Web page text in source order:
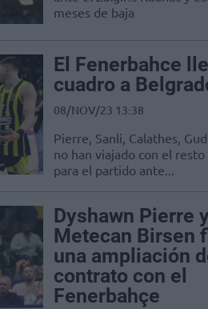
meses de baja
El Fenerbahce
cuadro a
08/NOV/23 13:38
Pierre, Sanli, Calathes,
no han viajado con el
para el partido ante...
Dyshawn Pierre y
Metecan Birsen
una ampliación
contrato con el
Fenerbahçe